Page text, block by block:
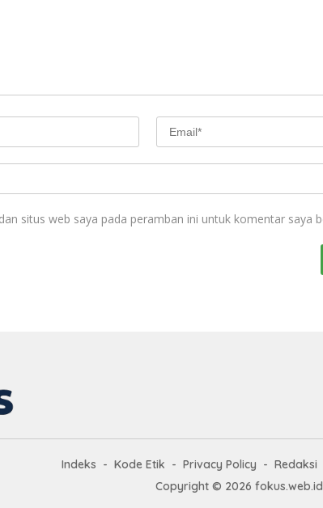
situs web saya pada peramban ini untuk komentar saya
Indeks Kode Etik Privacy Policy Redaksi
Copyright © 2026